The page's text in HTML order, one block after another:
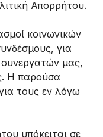
Απορρήτου.
κοινωνικών
για
μας,
Η παρούσα
τους εν λόγω
υπόκειται σε